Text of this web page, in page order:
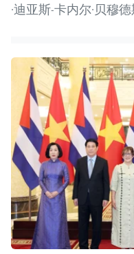
·迪亚斯-卡内尔·贝穆德